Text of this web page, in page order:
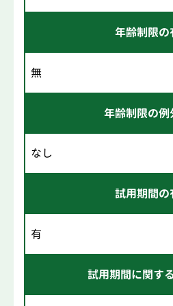
年齢制限の
無
年齢制限の例
なし
試用期間の
有
試用期間に関す